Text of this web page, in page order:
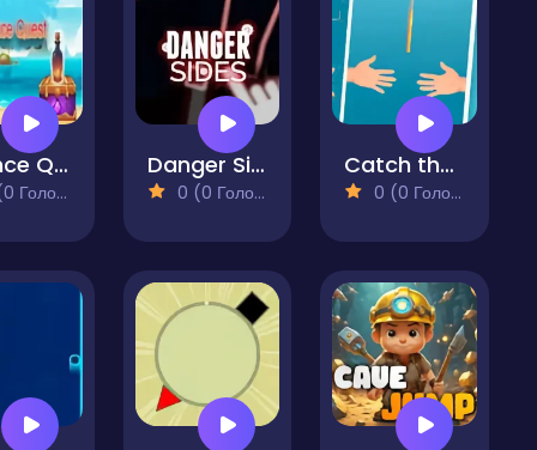
Bounce Quest Danger Sides
0 (0 Голосів)
Catch the Stick
0 (0 Голосів)